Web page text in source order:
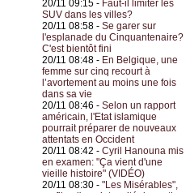
20/11 09:15 - Faut-il limiter les
SUV dans les villes?
20/11 08:58 - Se garer sur
l'esplanade du Cinquantenaire?
C'est bientôt fini
20/11 08:48 - En Belgique, une
femme sur cinq recourt à
l’avortement au moins une fois
dans sa vie
20/11 08:46 - Selon un rapport
américain, l'Etat islamique
pourrait préparer de nouveaux
attentats en Occident
20/11 08:42 - Cyril Hanouna mis
en examen: "Ça vient d'une
vieille histoire" (VIDÉO)
20/11 08:30 - "Les Misérables",